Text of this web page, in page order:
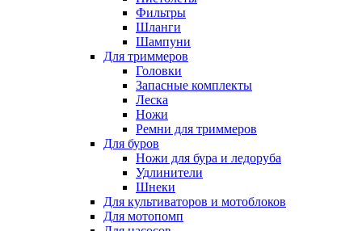
Фильтры
Шланги
Шампуни
Для триммеров
Головки
Запасные комплекты
Леска
Ножи
Ремни для триммеров
Для буров
Ножи для бура и ледоруба
Удлинители
Шнеки
Для культиваторов и мотоблоков
Для мотопомп